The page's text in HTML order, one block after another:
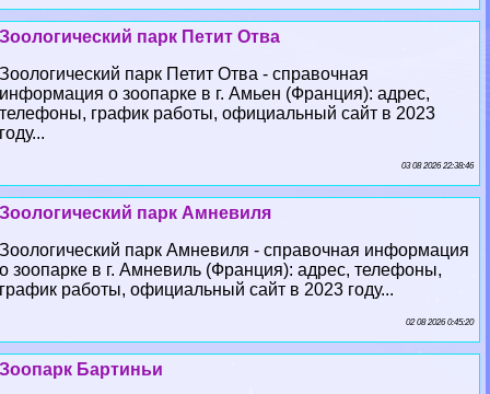
Зоологический парк Петит Отва
Зоологический парк Петит Отва - справочная
информация о зоопарке в г. Амьен (Франция): адрес,
телефоны, график работы, официальный сайт в 2023
году...
03 08 2026 22:38:46
Зоологический парк Амневиля
Зоологический парк Амневиля - справочная информация
о зоопарке в г. Амневиль (Франция): адрес, телефоны,
график работы, официальный сайт в 2023 году...
02 08 2026 0:45:20
Зоопарк Бартиньи